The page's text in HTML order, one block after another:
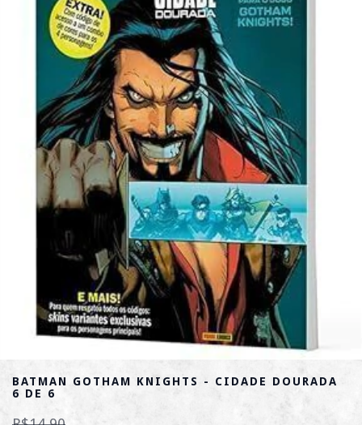
BATMAN GOTHAM KNIGHTS - CIDADE DOURADA
6 DE 6